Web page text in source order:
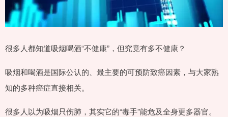
很多人都知道吸烟喝酒“不健康”，但究竟有多不健康？
吸烟和喝酒是国际公认的、最主要的可预防致癌因素，与大家熟
知的多种癌症直接相关。
很多人以为吸烟只伤肺，其实它的“毒手”能危及全身更多器官。